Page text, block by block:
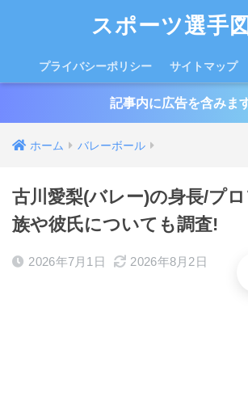
スポーツ選手
プライバシーポリシー サイトマップ
記事内に広告を含みま
ホーム バレーボール
古川愛梨(バレー)の身長/プ
族や彼氏についても調査!
2026年7月1日 2026年8月2日